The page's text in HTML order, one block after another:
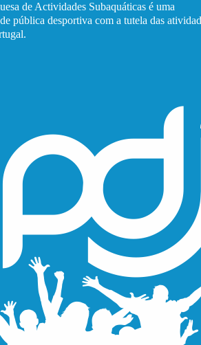
de Actividades Subaquáticas é uma
pública desportiva com a tutela das